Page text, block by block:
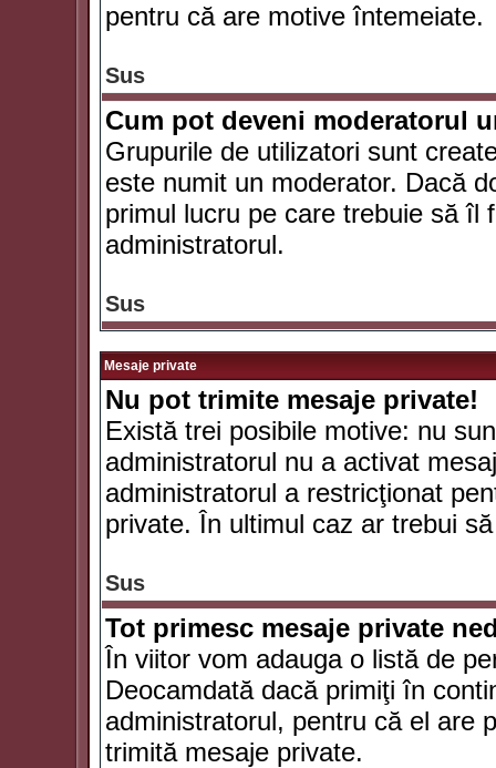
pentru că are motive întemeiate.
Sus
Cum pot deveni moderatorul
Grupurile de utilizatori sunt
este numit un moderator. Dacă
primul lucru pe care trebuie să îl
administratorul.
Sus
Mesaje private
Nu pot trimite mesaje private!
Există trei posibile motive: nu
administratorul nu a activat
administratorul a restricţionat
private. În ultimul caz ar trebui
Sus
Tot primesc mesaje private
În viitor vom adauga o listă de
Deocamdată dacă primiţi în
administratorul, pentru că el are
trimită mesaje private.